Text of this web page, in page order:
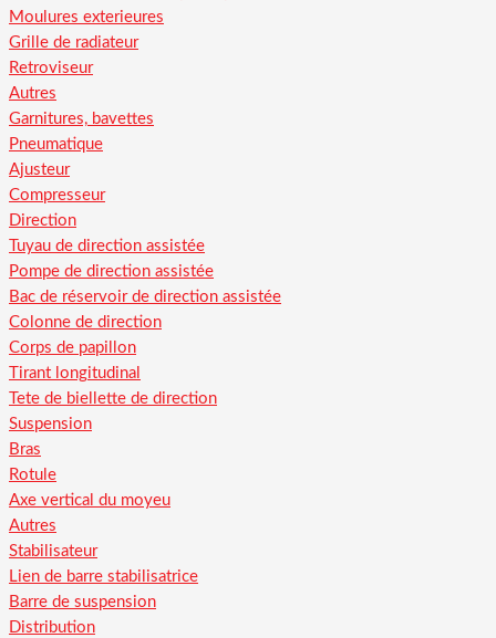
Moulures exterieures
Grille de radiateur
Retroviseur
Autres
Garnitures, bavettes
Pneumatique
Ajusteur
Compresseur
Direction
Tuyau de direction assistée
Pompe de direction assistée
Bac de réservoir de direction assistée
Colonne de direction
Corps de papillon
Tirant longitudinal
Tete de biellette de direction
Suspension
Bras
Rotule
Axe vertical du moyeu
Autres
Stabilisateur
Lien de barre stabilisatrice
Barre de suspension
Distribution